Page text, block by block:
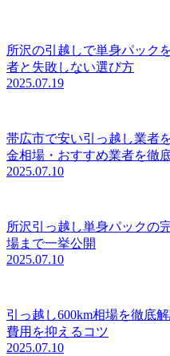
所沢の引越しで単身パック
者と失敗しない選び方
2025.07.19
帯広市で安い引っ越し業者
金相場・おすすめ業者を徹
2025.07.10
所沢引っ越し単身パックの
場まで一挙公開
2025.07.10
引っ越し600km相場を徹底
費用を抑えるコツ
2025.07.10